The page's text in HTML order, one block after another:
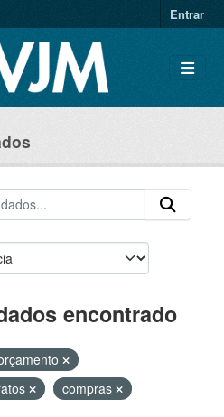
Entrar
encontrado
compras